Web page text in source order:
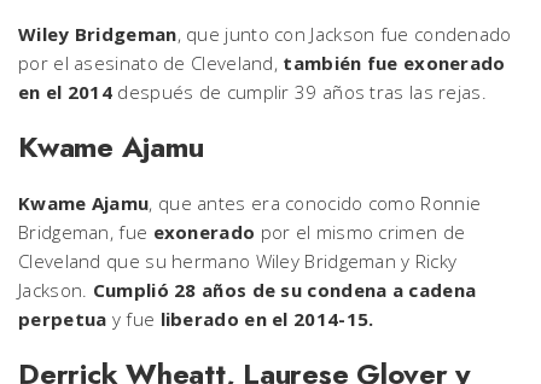
Wiley Bridgeman, que junto con Jackson fue condenado
por el asesinato de Cleveland, también fue exonerado
en el 2014 después de cumplir 39 años tras las rejas.
Kwame Ajamu
Kwame Ajamu, que antes era conocido como Ronnie
Bridgeman, fue exonerado por el mismo crimen de
Cleveland que su hermano Wiley Bridgeman y Ricky
Jackson. Cumplió 28 años de su condena a cadena
perpetua y fue liberado en el 2014-15.
Derrick Wheatt, Laurese Glover y